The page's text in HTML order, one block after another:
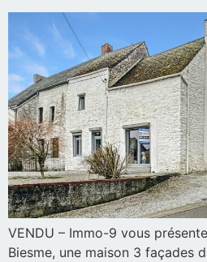
VENDU – Immo-9 vous
Biesme, une maison 3 façades